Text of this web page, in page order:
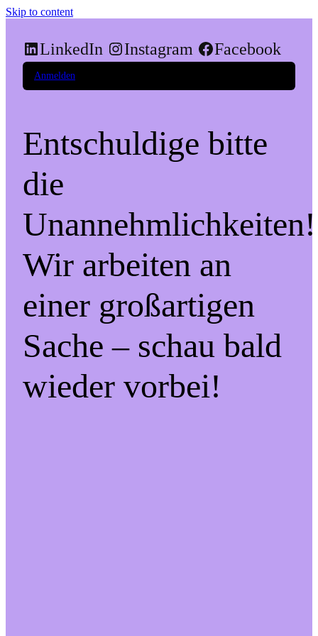
Skip to content
LinkedIn Instagram Facebook
Anmelden
Entschuldige bitte
die
Unannehmlichkeiten!
Wir arbeiten an
einer großartigen
Sache – schau bald
wieder vorbei!